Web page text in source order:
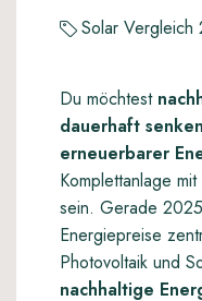
Solar Vergleich
Du möchtest
dauerhaft senken
erneuerbarer
Komplettanlage
sein. Gerade
Energiepreise
Photovoltaik und
nachhaltige